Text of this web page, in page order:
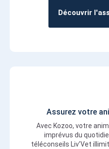
Découvrir
Assurez votre
Avec Kozoo, votre
imprévus du
téléconseils Liv’Vet